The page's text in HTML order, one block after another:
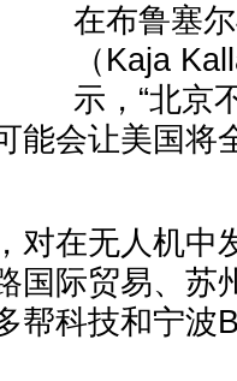
在布鲁塞
（Kaja
示，“北京
能会让美国将
对在无人机中
国际贸易、苏
帮科技和宁波